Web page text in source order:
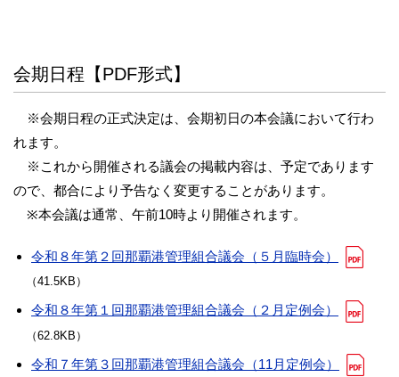
会期日程【PDF形式】
※会期日程の正式決定は、会期初日の本会議において行わ
れます。
※これから開催される議会の掲載内容は、予定であります
ので、都合により予告なく変更することがあります。
※本会議は通常、午前10時より開催されます。
令和８年第２回那覇港管理組合議会（５月臨時会）
（41.5KB）
令和８年第１回那覇港管理組合議会（２月定例会）
（62.8KB）
令和７年第３回那覇港管理組合議会（11月定例会）